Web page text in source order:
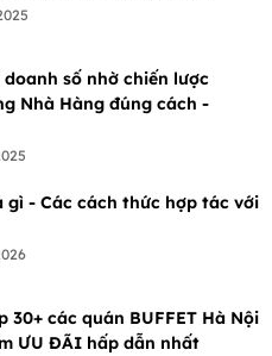
doanh số nhờ chiến lược
Nhà Hàng đúng cách -
gì - Các cách thức hợp tác với
30+ các quán BUFFET Hà Nội
ƯU ĐÃI hấp dẫn nhất